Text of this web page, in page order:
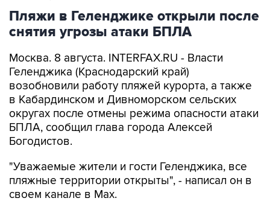
Пляжи в Геленджике открыли после
снятия угрозы атаки БПЛА
Москва. 8 августа. INTERFAX.RU - Власти
Геленджика (Краснодарский край)
возобновили работу пляжей курорта, а также
в Кабардинском и Дивноморском сельских
округах после отмены режима опасности атаки
БПЛА, сообщил глава города Алексей
Богодистов.
"Уважаемые жители и гости Геленджика, все
пляжные территории открыты", - написал он в
своем канале в Max.